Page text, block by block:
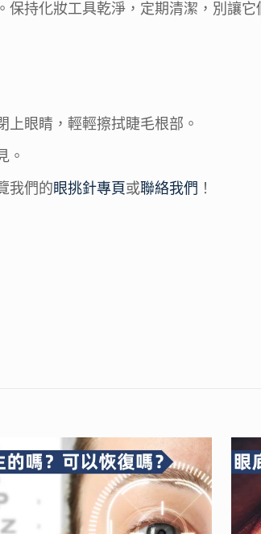
持化妝工具乾淨，定期清潔，別讓
眼睛，輕輕擦拭睫毛根部。
。
我們的眼挑針專頁或聯絡我們 ！